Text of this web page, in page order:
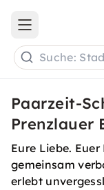
Open main menu
Suche:
Paarzeit-
Prenzlauer
Eure Liebe.
gemeinsam
erlebt